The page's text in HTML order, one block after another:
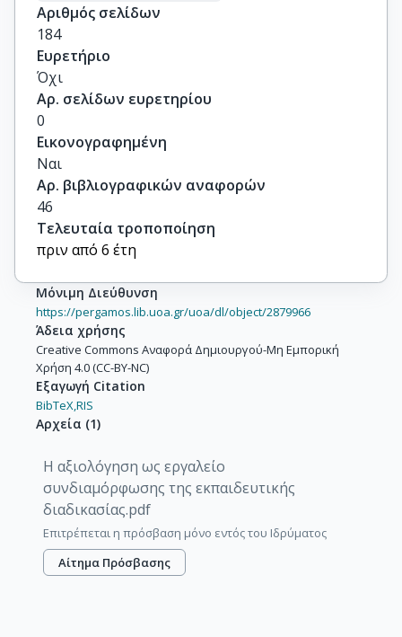
Αριθμός σελίδων
184
Ευρετήριο
Όχι
Αρ. σελίδων ευρετηρίου
0
Εικονογραφημένη
Ναι
Αρ. βιβλιογραφικών αναφορών
46
Τελευταία τροποποίηση
πριν από 6 έτη
Μόνιμη Διεύθυνση
https://pergamos.lib.uoa.gr/uoa/dl/object/2879966
Άδεια χρήσης
Creative Commons Αναφορά Δημιουργού-Μη Εμπορική
Χρήση 4.0 (CC-BY-NC)
Εξαγωγή Citation
BibTeX,RIS
Αρχεία (1)
Η αξιολόγηση ως εργαλείο
συνδιαμόρφωσης της εκπαιδευτικής
διαδικασίας.pdf
Επιτρέπεται η πρόσβαση μόνο εντός του Ιδρύματος
Αίτημα Πρόσβασης